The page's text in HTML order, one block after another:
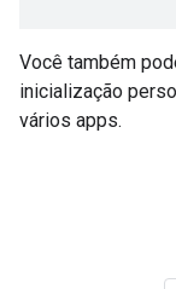
Você também
inicialização
vários apps.